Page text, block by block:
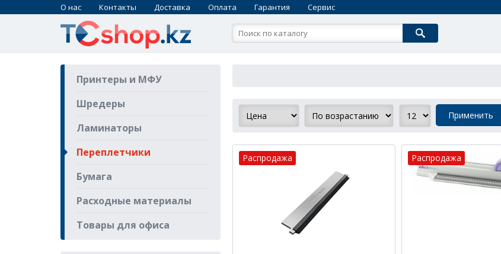
О нас Контакты Доставка Оплата Гарантия Сервис
Принтеры и МФУ
Шредеры
Ламинаторы
Переплетчики
Бумага
Расходные материалы
Товары для офиса
Распродажа Распродажа